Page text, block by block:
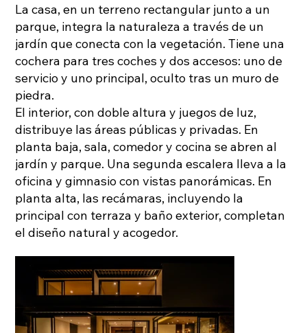
La casa, en un terreno rectangular junto a un
parque, integra la naturaleza a través de un
jardín que conecta con la vegetación. Tiene una
cochera para tres coches y dos accesos: uno de
servicio y uno principal, oculto tras un muro de
piedra.
El interior, con doble altura y juegos de luz,
distribuye las áreas públicas y privadas. En
planta baja, sala, comedor y cocina se abren al
jardín y parque. Una segunda escalera lleva a la
oficina y gimnasio con vistas panorámicas. En
planta alta, las recámaras, incluyendo la
principal con terraza y baño exterior, completan
el diseño natural y acogedor.